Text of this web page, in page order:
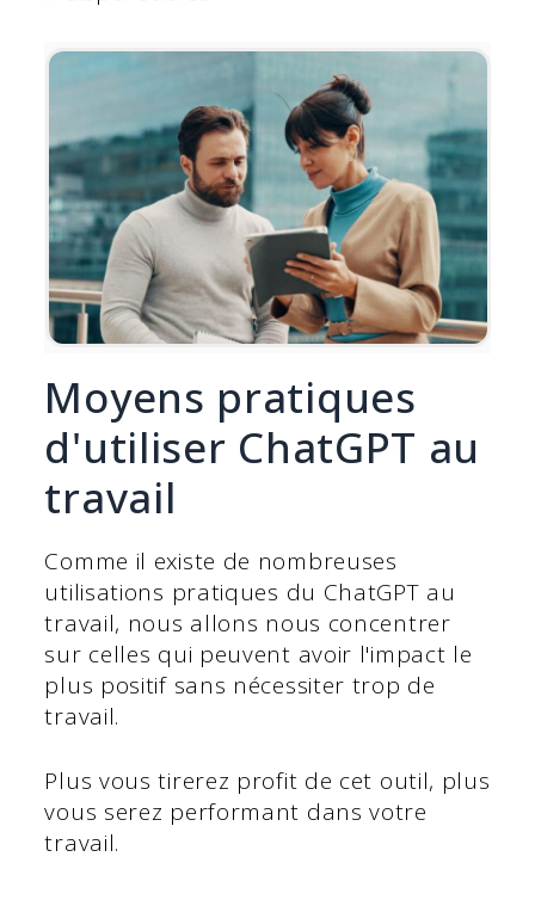
Moyens pratiques
d'utiliser ChatGPT au
travail
Comme il existe de nombreuses
utilisations pratiques du ChatGPT au
travail, nous allons nous concentrer
sur celles qui peuvent avoir l'impact le
plus positif sans nécessiter trop de
travail.
Plus vous tirerez profit de cet outil, plus
vous serez performant dans votre
travail.